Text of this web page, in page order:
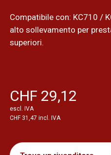
Compatibile con: KC710 /
alto sollevamento per
superiori.
CHF 29,12
escl. IVA
CHF 31,47 incl. IVA